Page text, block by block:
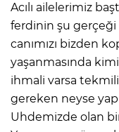
Acılı ailelerimiz
ferdinin şu
canımızı bizden
yaşanmasında
ihmali varsa
gereken neyse
Uhdemizde olan